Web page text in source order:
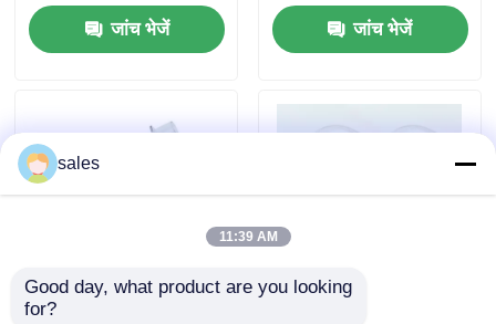
गुणवत्ता नियंत्रण
एक बोली का अनुरोध
स्वरयंत्र मुखौटा वायुमार्ग
जांच भेजें
जांच भेजें
प्रबलित स्वरयंत्र मास्क
sales
11:39 AM
Good day, what product are you looking
for?